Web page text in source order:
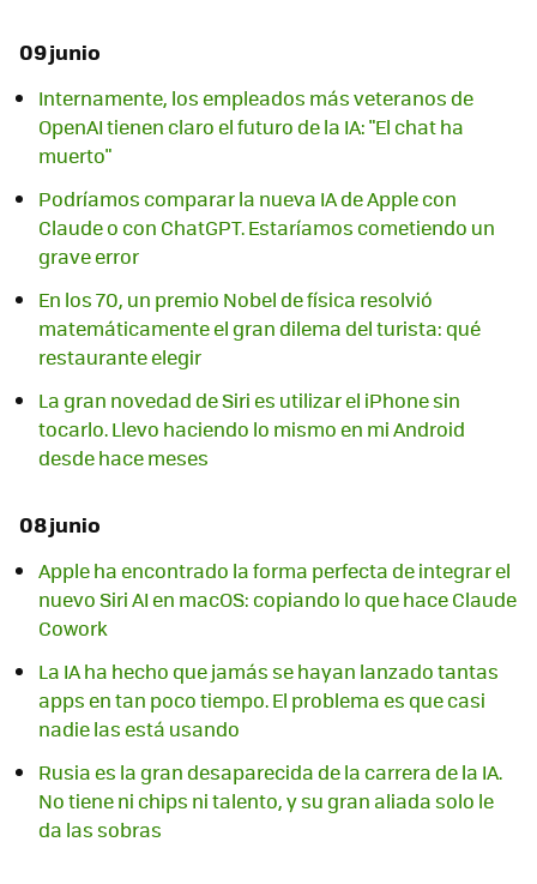
09 junio
Internamente, los empleados más veteranos de
OpenAI tienen claro el futuro de la IA: "El chat ha
muerto"
Podríamos comparar la nueva IA de Apple con
Claude o con ChatGPT. Estaríamos cometiendo un
grave error
En los 70, un premio Nobel de física resolvió
matemáticamente el gran dilema del turista: qué
restaurante elegir
La gran novedad de Siri es utilizar el iPhone sin
tocarlo. Llevo haciendo lo mismo en mi Android
desde hace meses
08 junio
Apple ha encontrado la forma perfecta de integrar el
nuevo Siri AI en macOS: copiando lo que hace Claude
Cowork
La IA ha hecho que jamás se hayan lanzado tantas
apps en tan poco tiempo. El problema es que casi
nadie las está usando
Rusia es la gran desaparecida de la carrera de la IA.
No tiene ni chips ni talento, y su gran aliada solo le
da las sobras